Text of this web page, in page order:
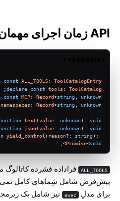
API زمان اجرای مهمان
const ALL_TOOLS: ToolCatalogEntry
declare const tools : ToolCatalog
;
const MCP: Record<string unknown
namespaces : Record<string unknown
text(value: unknown): void
json(value: unknown): void
yield_control( reason?: string
Promise<void
>;
ALL_TOOLS فراداده فشرده کاتالوگ
پیش‌فرض شامل شِماهای کامل
برای مدلِ
exec نیز شامل یک